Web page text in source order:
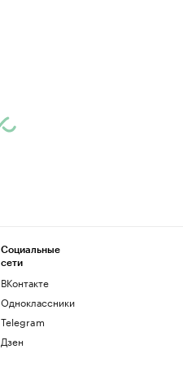
Социальные
сети
ВКонтакте
Одноклассники
Telegram
Дзен